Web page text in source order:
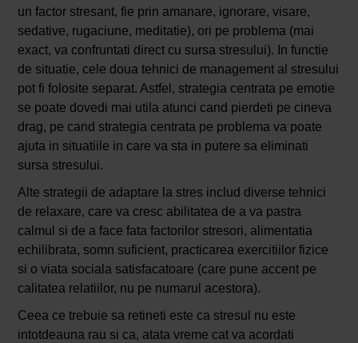
un factor stresant, fie prin amanare, ignorare, visare,
sedative, rugaciune, meditatie), ori pe problema (mai
exact, va confruntati direct cu sursa stresului). In functie
de situatie, cele doua tehnici de management al stresului
pot fi folosite separat. Astfel, strategia centrata pe emotie
se poate dovedi mai utila atunci cand pierdeti pe cineva
drag, pe cand strategia centrata pe problema va poate
ajuta in situatiile in care va sta in putere sa eliminati
sursa stresului.
Alte strategii de adaptare la stres includ diverse tehnici
de relaxare, care va cresc abilitatea de a va pastra
calmul si de a face fata factorilor stresori, alimentatia
echilibrata, somn suficient, practicarea exercitiilor fizice
si o viata sociala satisfacatoare (care pune accent pe
calitatea relatiilor, nu pe numarul acestora).
Ceea ce trebuie sa retineti este ca stresul nu este
intotdeauna rau si ca, atata vreme cat va acordati